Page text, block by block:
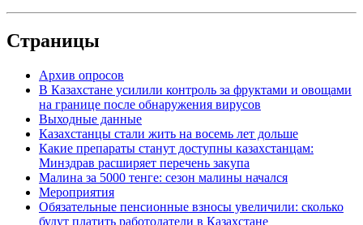
Страницы
Архив опросов
В Казахстане усилили контроль за фруктами и овощами
на границе после обнаружения вирусов
Выходные данные
Казахстанцы стали жить на восемь лет дольше
Какие препараты станут доступны казахстанцам:
Минздрав расширяет перечень закупа
Малина за 5000 тенге: сезон малины начался
Мероприятия
Обязательные пенсионные взносы увеличили: сколько
будут платить работодатели в Казахстане